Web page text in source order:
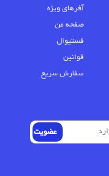
آفرهای ویژه
صفحه من
فستیوال
قوانین
سفارش سریع